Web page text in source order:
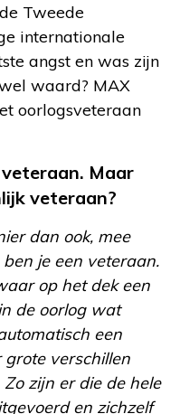
Tweede
internationale
angst en was zijn
waard? MAX
oorlogsveteraan
Maar
veteraan?
dan ook, mee
je een veteraan.
op het dek een
de oorlog wat
een
verschillen
zijn er die de hele
en zichzelf